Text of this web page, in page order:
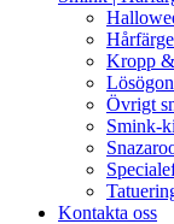
Kropp
Övrigt
Smink-
Kontakta oss